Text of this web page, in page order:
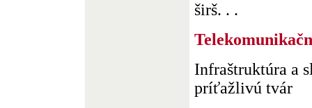
širš. . .
Infraštruktúra a
príťažlivú tvár